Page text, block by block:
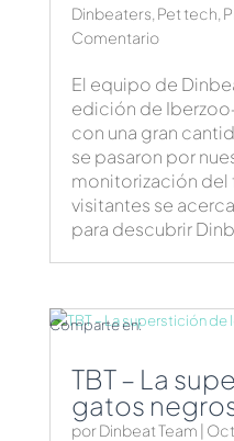
Dinbeaters, Pet tech,
Comentario
El equipo de
edición de
con una gran
se pasaron por
monitorización del
visitantes se
para descubrir
TBT – La
gatos
porDinbeat Team | Oct
Comparte en: